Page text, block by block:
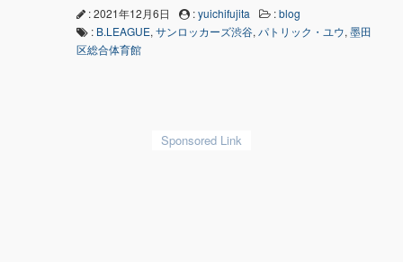
: 2021年12月6日 :yuichifujita :blog
: B.LEAGUE, サンロッカーズ渋谷, パトリック・ユウ, 墨田
区総合体育館